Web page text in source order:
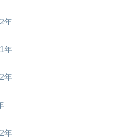
年
年
年
年